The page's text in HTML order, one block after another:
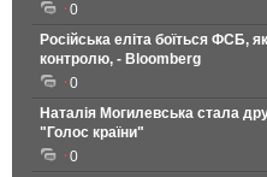
0
Російська еліта боїться ФСБ,
контролю, - Bloomberg
0
Наталія Могилевська стала
"Голос країни"
0